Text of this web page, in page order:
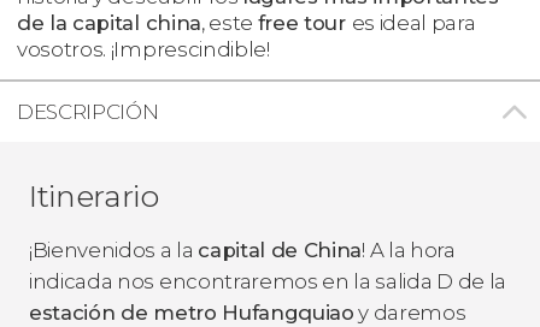
de la capital china, este free tour es ideal para
vosotros. ¡Imprescindible!
DESCRIPCIÓN
Itinerario
¡Bienvenidos a la capital de China! A la hora
indicada nos encontraremos en la salida D de la
estación de metro Hufangquiao y daremos